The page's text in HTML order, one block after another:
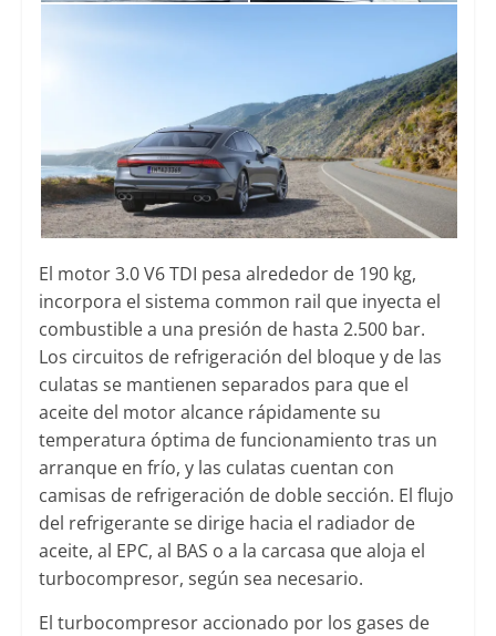
El motor 3.0 V6 TDI pesa alrededor de 190 kg,
incorpora el sistema common rail que inyecta el
combustible a una presión de hasta 2.500 bar.
Los circuitos de refrigeración del bloque y de las
culatas se mantienen separados para que el
aceite del motor alcance rápidamente su
temperatura óptima de funcionamiento tras un
arranque en frío, y las culatas cuentan con
camisas de refrigeración de doble sección. El flujo
del refrigerante se dirige hacia el radiador de
aceite, al EPC, al BAS o a la carcasa que aloja el
turbocompresor, según sea necesario.
El turbocompresor accionado por los gases de